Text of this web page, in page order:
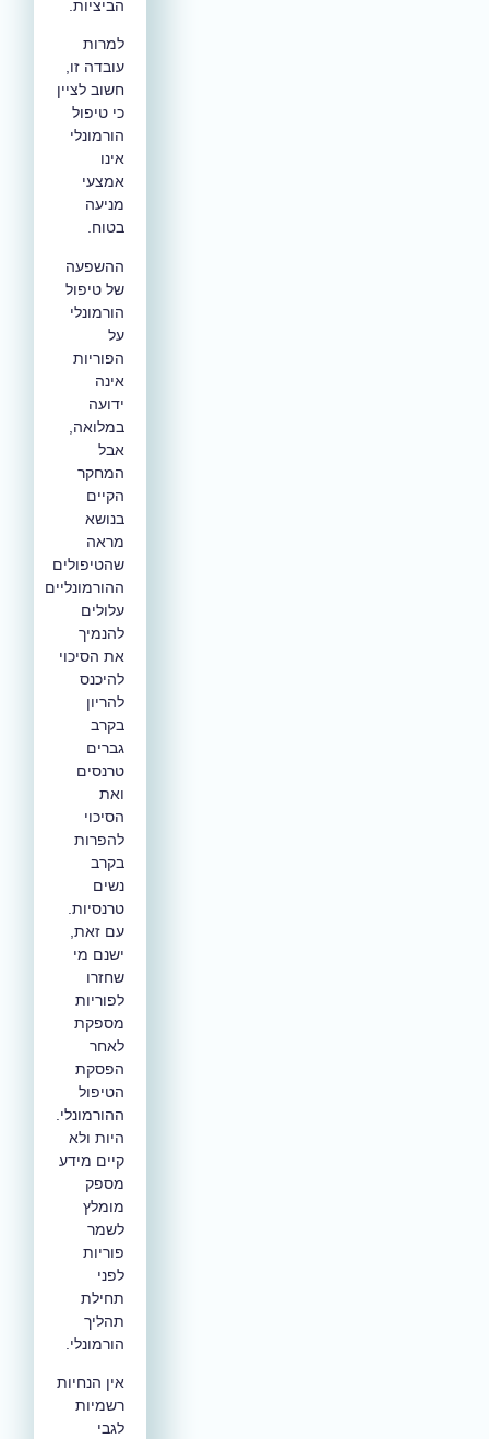
הביציות.
למרות
עובדה זו,
חשוב לציין
כי טיפול
הורמונלי
אינו
אמצעי
מניעה
בטוח.
ההשפעה
של טיפול
הורמונלי
הפוריות
אינה
ידועה
במלואה,
אבל
המחקר
הקיים
בנושא
מראה
שהטיפולים
ההורמונליים
עלולים
להנמיך
את הסיכוי
להיכנס
להריון
בקרב
גברים
טרנסים
ואת
הסיכוי
להפרות
בקרב
נשים
טרנסיות.
עם זאת,
ישנם מי
שחזרו
לפוריות
מספקת
לאחר
הפסקת
הטיפול
ההורמונלי.
היות ולא
קיים מידע
מספק
מומלץ
שמר
פוריות
לפני
תחילת
תהליך
הורמונלי.
אין הנחיות
רשמיות
לגבי